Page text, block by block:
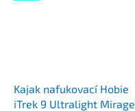
Kajak nafukovací Hobie
iTrek 9 Ultralight Mirage